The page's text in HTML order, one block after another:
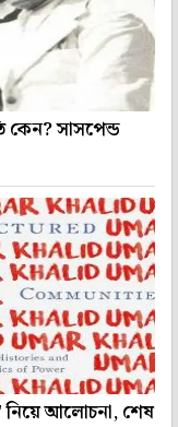
কেন? সাসপেন্ড
নিয়ে আলোচনা, শেষ